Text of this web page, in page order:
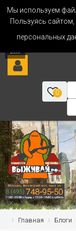
Мы используем
Пользуясь
персональных
0
Главная Блоги